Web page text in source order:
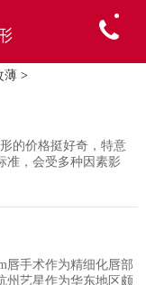
薄 >
的价格挺好奇，特意
准，会受多种因素影
手术作为精细化唇部
州艺星作为华东地区颇